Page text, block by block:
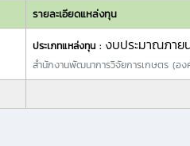
รายละเอียดแหล่งทุน
ประเภทแหล่งทุน : งบประมาณภาย
สำนักงานพัฒนาการวิจัยการเกษตร (อง